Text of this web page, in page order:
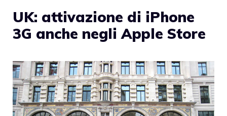
UK: attivazione di iPhone
3G anche negli Apple Store